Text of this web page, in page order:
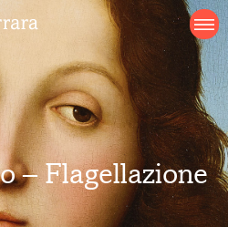
– Flagellazione